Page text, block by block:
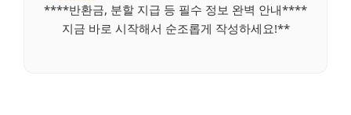
****반환금, 분할 지급 등 필수 정보 완벽 안내****
지금 바로 시작해서 순조롭게 작성하세요!**